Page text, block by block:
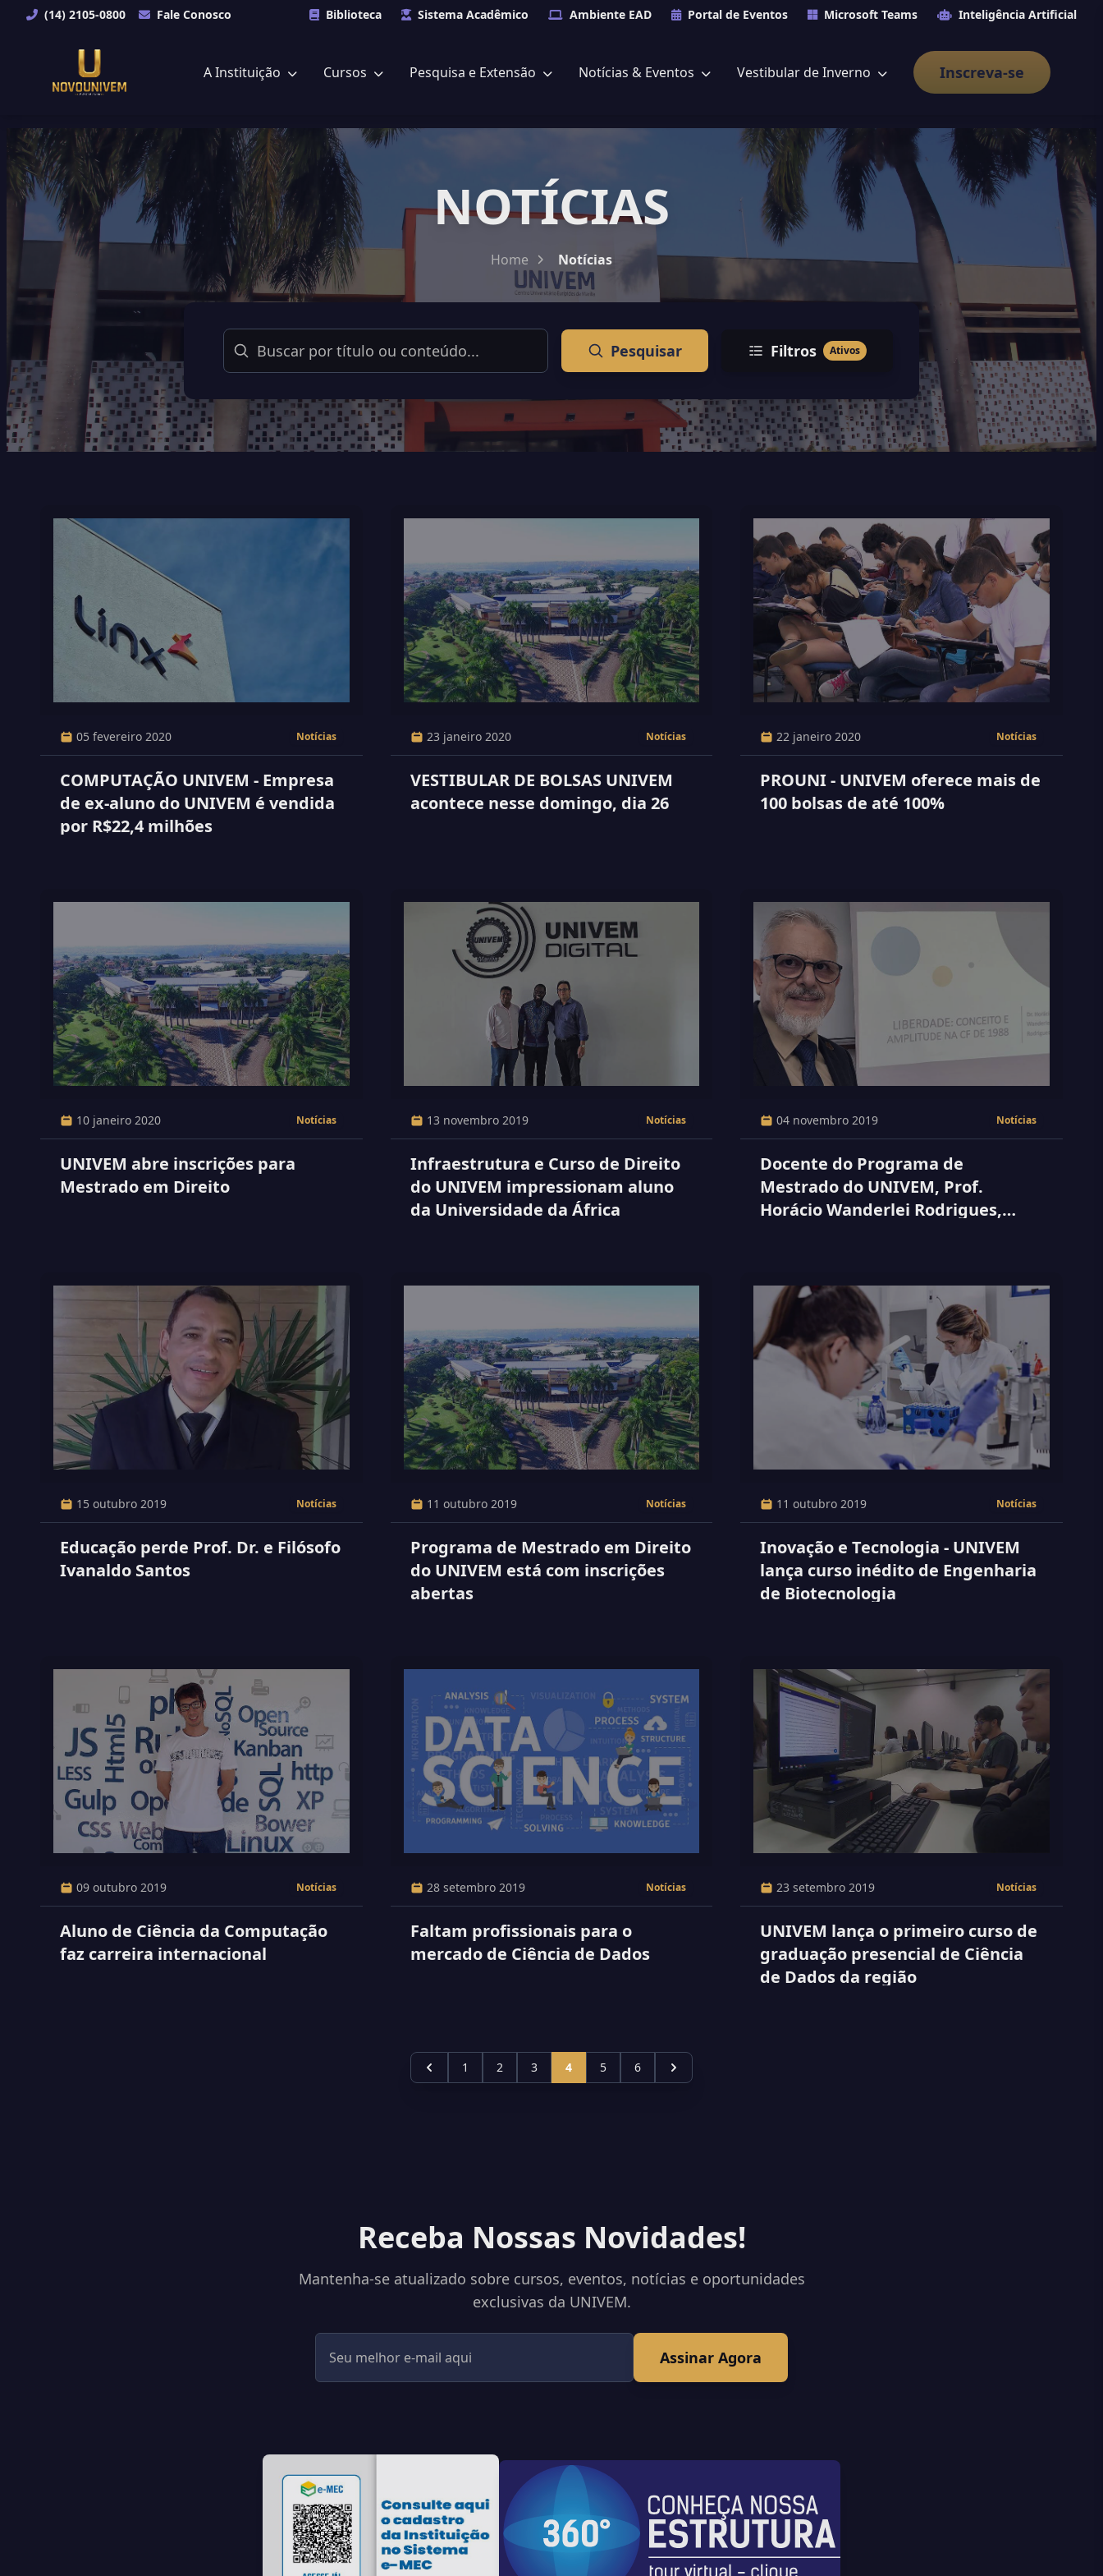
(14) 2105-0800 Fale Conosco Biblioteca Sistema Acadêmico Ambiente EAD Portal de Eventos Microsoft Teams Inteligência Artificial
A Instituição Cursos Pesquisa e Extensão Notícias & Eventos Vestibular de Inverno Inscreva-se
NOTÍCIAS
Home Notícias
Buscar Pesquisar Filtros Ativos
05 fevereiro 2020 Notícias
COMPUTAÇÃO UNIVEM - Empresa
de ex-aluno do UNIVEM é vendida
por R$22,4 milhões
23 janeiro 2020 Notícias
VESTIBULAR DE BOLSAS UNIVEM
acontece nesse domingo, dia 26
22 janeiro 2020 Notícias
PROUNI - UNIVEM oferece mais de
100 bolsas de até 100%
10 janeiro 2020 Notícias
UNIVEM abre inscrições para
Mestrado em Direito
13 novembro 2019 Notícias
Infraestrutura e Curso de Direito
do UNIVEM impressionam aluno
da Universidade da África
04 novembro 2019 Notícias
Docente do Programa de
Mestrado do UNIVEM, Prof.
Horácio Wanderlei Rodrigues,
15 outubro 2019 Notícias
Educação perde Prof. Dr. e Filósofo
Ivanaldo Santos
11 outubro 2019 Notícias
Programa de Mestrado em Direito
do UNIVEM está com inscrições
abertas
11 outubro 2019 Notícias
Inovação e Tecnologia - UNIVEM
lança curso inédito de Engenharia
de Biotecnologia
09 outubro 2019 Notícias
Aluno de Ciência da Computação
faz carreira internacional
28 setembro 2019 Notícias
Faltam profissionais para o
mercado de Ciência de Dados
23 setembro 2019 Notícias
UNIVEM lança o primeiro curso de
graduação presencial de Ciência
de Dados da região
1 2 3 4 5 6
Receba Nossas Novidades!
Mantenha-se atualizado sobre cursos, eventos, notícias e oportunidades
exclusivas da UNIVEM.
Assinar Agora